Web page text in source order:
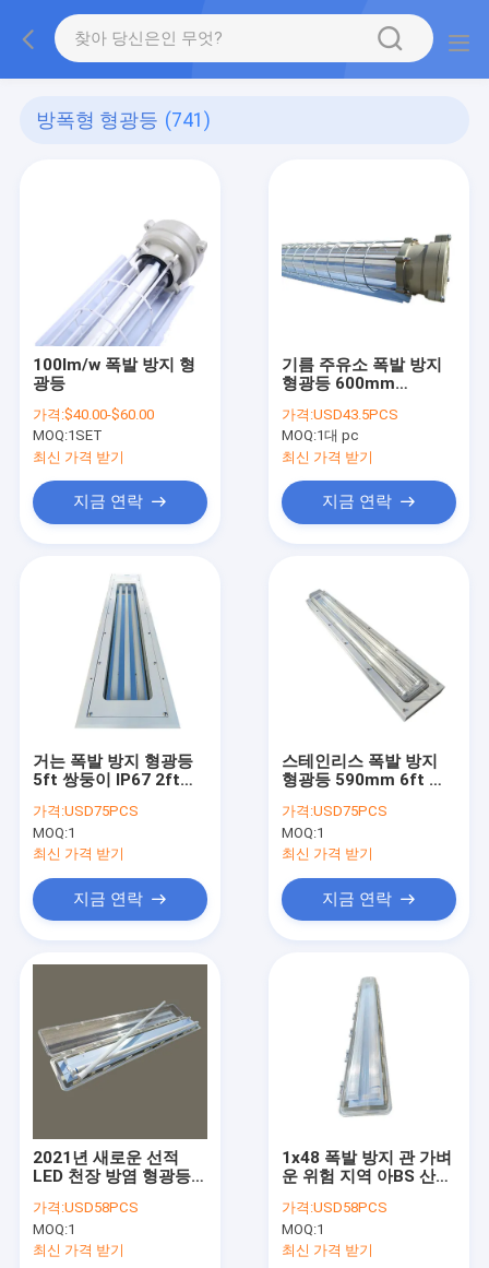
방폭형 형광등 (741)
100lm/w 폭발 방지 형
광등
가격:$40.00-$60.00
MOQ:1SET
최신 가격 받기
지금 연락
기름 주유소 폭발 방지
형광등 600mm
가격:USD43.5PCS
MOQ:1대 pc
최신 가격 받기
지금 연락
거는 폭발 방지 형광등
5ft 쌍둥이 IP67 2ft
거 차고
가격:USD75PCS
MOQ:1
최신 가격 받기
지금 연락
스테인리스 폭발 방지
형광등 590mm 6ft 내
가격:USD75PCS
MOQ:1
최신 가격 받기
지금 연락
2021년 새로운 선적
LED 천장 방염 형광등
가격:USD58PCS
MOQ:1
최신 가격 받기
1x48 폭발 방지 관 가벼
운 위험 지역 아BS 산업
가격:USD58PCS
MOQ:1
최신 가격 받기